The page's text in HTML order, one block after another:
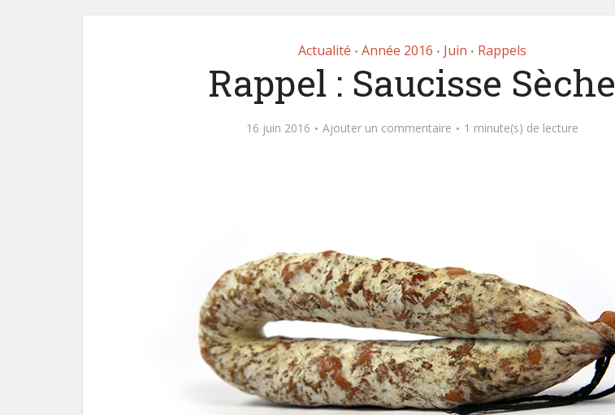
Actualité • Année 2016 • Juin • Rappels
Rappel : Saucisse Sèche
16 juin 2016 Ajouter un commentaire 1 minute(s) de lecture